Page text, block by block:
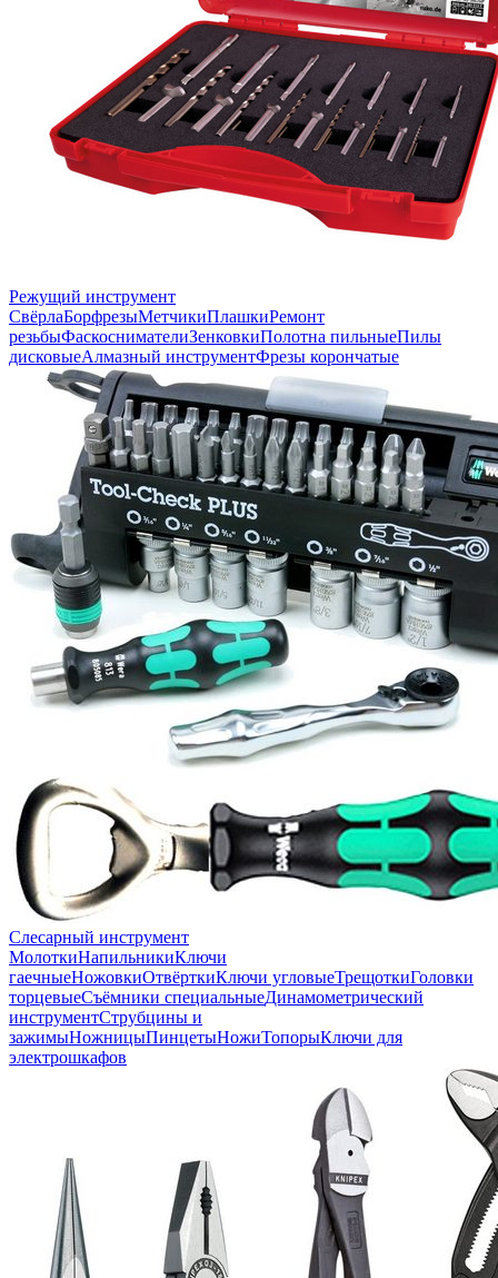
Режущий инструмент
СвёрлаБорфрезыМетчикиПлашкиРемонт
резьбыФаскоснимателиЗенковкиПолотна пильныеПилы
дисковыеАлмазный инструментФрезы корончатые
Слесарный инструмент
МолоткиНапильникиКлючи
гаечныеНожовкиОтвёрткиКлючи угловыеТрещоткиГоловки
торцевыеСъёмники специальныеДинамометрический
инструментСтрубцины и
зажимыНожницыПинцетыНожиТопорыКлючи для
электрошкафов